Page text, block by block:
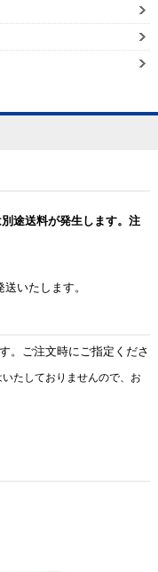
途送料が発生します。注
いたします。
。ご注文時にご指定くださ
たしておりませんので、お